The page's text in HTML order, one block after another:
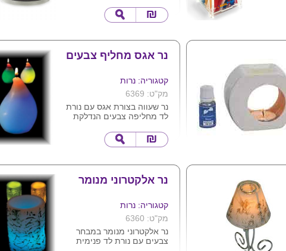
כל יחידה מגיע בקופסת מתנה
עם סרט
נר אגס מחליף צבעים
קטגוריה: נרות
מק"ט: 6369
נר שעווה בצורת אגס עם נורת
לד מחליפה צבעים הנדלקת
פועלת ללא צורך בסוללות .
נר אלקטרוני מנומר
קטגוריה: נרות
מק"ט: 6360
נר אלקטרוני מנומר במבחר
צבעים עם נורת לד פנימית